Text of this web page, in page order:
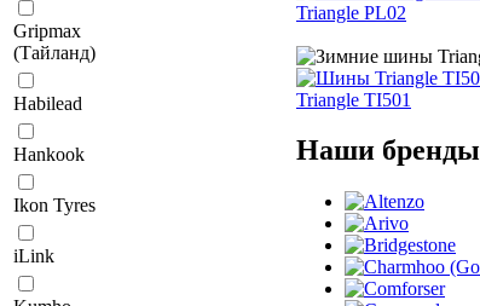
Gripmax
(Тайланд)
Habilead
Hankook
Ikon Tyres
iLink
Triangle PL02
Triangle TI501
Наши бренды